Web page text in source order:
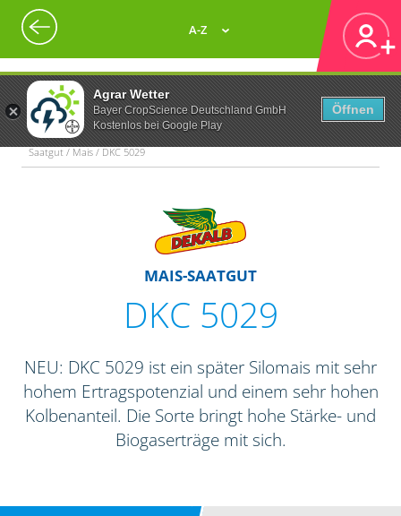
Agrar Wetter
Bayer CropScience Deutschland GmbH
Kostenlos bei Google Play
Öffnen
A-Z
Saatgut / Mais / DKC 5029
MAIS-SAATGUT
DKC 5029
NEU: DKC 5029 ist ein später Silomais mit sehr
hohem Ertragspotenzial und einem sehr hohen
Kolbenanteil. Die Sorte bringt hohe Stärke- und
Biogaserträge mit sich.